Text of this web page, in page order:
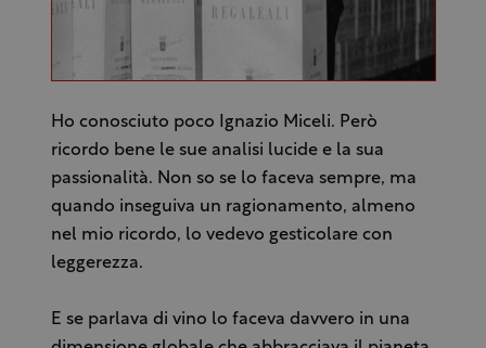
Ho conosciuto poco Ignazio Miceli. Però
ricordo bene le sue analisi lucide e la sua
passionalità. Non so se lo faceva sempre, ma
quando inseguiva un ragionamento, almeno
nel mio ricordo, lo vedevo gesticolare con
leggerezza.
E se parlava di vino lo faceva davvero in una